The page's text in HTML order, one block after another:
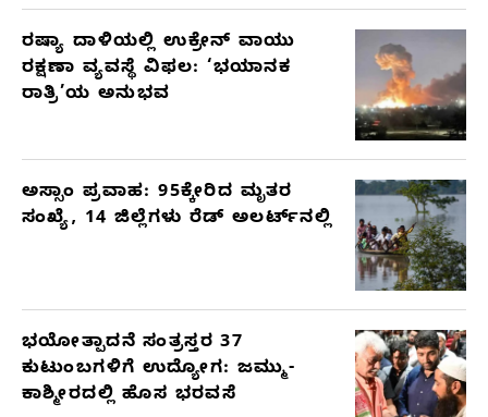
ರಷ್ಯಾ ದಾಳಿಯಲ್ಲಿ ಉಕ್ರೇನ್ ವಾಯು
ರಕ್ಷಣಾ ವ್ಯವಸ್ಥೆ ವಿಫಲ: ‘ಭಯಾನಕ
ರಾತ್ರಿ’ಯ ಅನುಭವ
ಅಸ್ಸಾಂ ಪ್ರವಾಹ: 95ಕ್ಕೇರಿದ ಮೃತರ
ಸಂಖ್ಯೆ, 14 ಜಿಲ್ಲೆಗಳು ರೆಡ್ ಅಲರ್ಟ್‌ನಲ್ಲಿ
ಭಯೋತ್ಪಾದನೆ ಸಂತ್ರಸ್ತರ 37
ಕುಟುಂಬಗಳಿಗೆ ಉದ್ಯೋಗ: ಜಮ್ಮು-
ಕಾಶ್ಮೀರದಲ್ಲಿ ಹೊಸ ಭರವಸೆ